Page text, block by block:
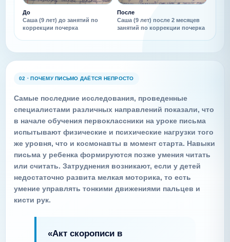
До
Саша (9 лет) до занятий по
коррекции почерка
После
Саша (9 лет) после 2 месяцев
занятий по коррекции почерка
02 · ПОЧЕМУ ПИСЬМО ДАЁТСЯ НЕПРОСТО
Самые последние исследования, проведенные
специалистами различных направлений показали, что
в начале обучения первоклассники на уроке письма
испытывают физические и психические нагрузки того
же уровня, что и космонавты в момент старта. Навыки
письма у ребенка формируются позже умения читать
или считать. Затруднения возникают, если у детей
недостаточно развита мелкая моторика, то есть
умение управлять тонкими движениями пальцев и
кисти рук.
«Акт скорописи в